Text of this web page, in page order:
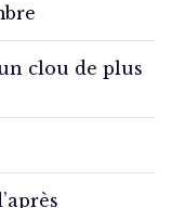
clou de plus